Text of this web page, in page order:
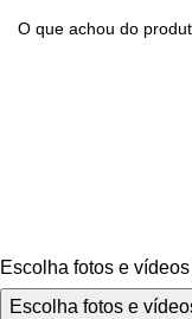
Escolha fotos e
Escolha fotos e